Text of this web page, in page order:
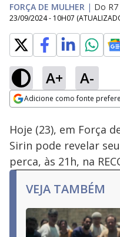
FORÇA DE MULHER | Do R7
23/09/2024 - 10H07
A+ A-
Adicione como fonte
Ativar
Hoje (23), em Força
Sirin pode revelar
perca, às 21h, na
VEJA TAMBÉM